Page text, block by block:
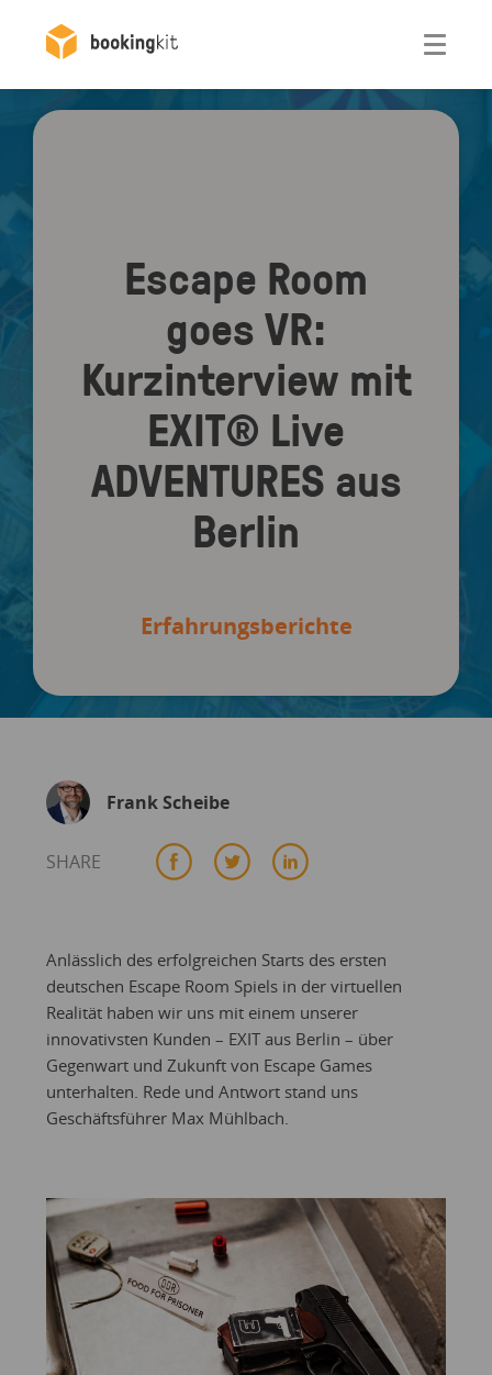
Escape Room
goes VR:
Kurzinterview mit
EXIT® Live
ADVENTURES aus
Berlin
Erfahrungsberichte
Frank Scheibe
SHARE
Anlässlich des erfolgreichen Starts des ersten
deutschen Escape Room Spiels in der virtuellen
Realität haben wir uns mit einem unserer
innovativsten Kunden – EXIT aus Berlin – über
Gegenwart und Zukunft von Escape Games
unterhalten. Rede und Antwort stand uns
Geschäftsführer Max Mühlbach.